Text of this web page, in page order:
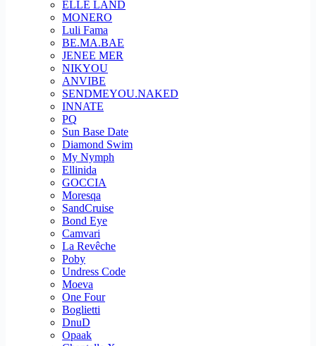
ELLE LAND
MONERO
Luli Fama
BE.MA.BAE
JENEE MER
NIKYOU
ANVIBE
SENDMEYOU.NAKED
INNATE
PQ
Sun Base Date
Diamond Swim
My Nymph
Ellinida
GOCCIA
Moresqa
SandCruise
Bond Eye
Camvari
La Revêche
Poby
Undress Code
Moeva
One Four
Boglietti
DnuD
Opaak